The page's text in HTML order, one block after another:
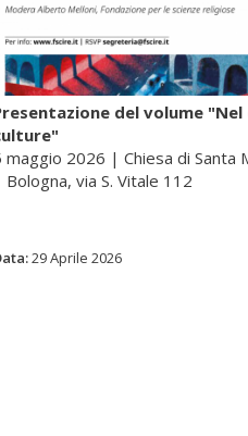
del volume
maggio 2026 | Chiesa di Santa
Bologna, via S. Vitale 112
La Fondazione per le
29 Aprile 2026